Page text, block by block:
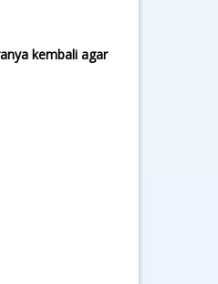
kembali agar